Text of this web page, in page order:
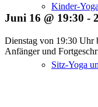
Kinder-Yoga
Sitz-Yoga
Juni 16 @ 19:30 -
Dienstag von 19:30 Uhr
Anfänger und